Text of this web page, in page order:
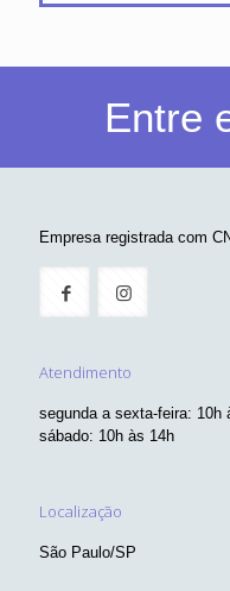
Entre
Empresa registrada com
Atendimento
segunda a sexta-feira: 10h
sábado: 10h às 14h
Localização
São Paulo/SP